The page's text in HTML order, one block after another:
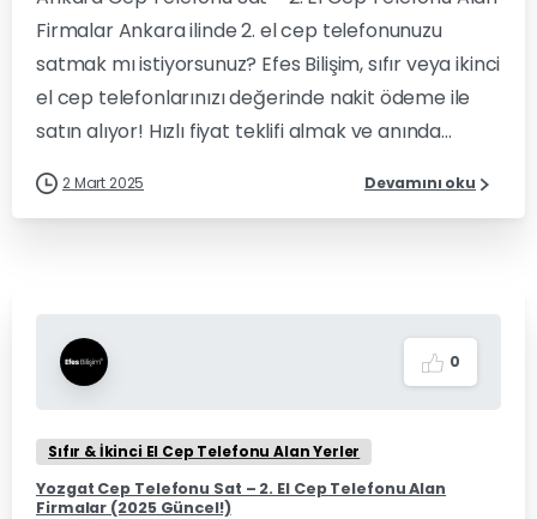
Firmalar Ankara ilinde 2. el cep telefonunuzu
satmak mı istiyorsunuz? Efes Bilişim, sıfır veya ikinci
el cep telefonlarınızı değerinde nakit ödeme ile
satın alıyor! Hızlı fiyat teklifi almak ve anında...
2 Mart 2025 Devamını oku
0
Sıfır & İkinci El Cep Telefonu Alan Yerler
Yozgat Cep Telefonu Sat – 2. El Cep Telefonu Alan
Firmalar (2025 Güncel!)